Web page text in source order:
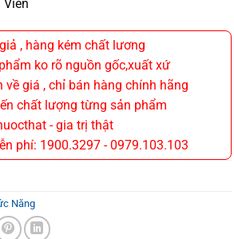
Viên
, hàng kém chất lương
ko rõ nguồn gốc,xuất xứ
về giá , chỉ bán hàng chính hãng
chất lượng từng sản phẩm
- gia trị thật
phí: 1900.3297 - 0979.103.103
Năng